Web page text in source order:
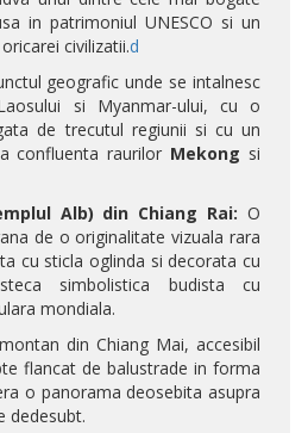
in patrimoniul UNESCO si un
civilizatii.d
geografic unde se intalnesc
si Myanmar-ului, cu o
de trecutul regiunii si cu un
confluenta raurilor Mekong si
Alb) din Chiang Rai: O
de o originalitate vizuala rara
cu sticla oglinda si decorata cu
simbolistica budista cu
mondiala.
din Chiang Mai, accesibil
flancat de balustrade in forma
o panorama deosebita asupra
dedesubt.